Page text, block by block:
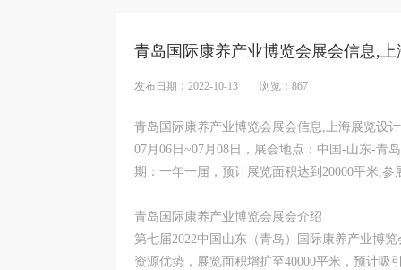
青岛国际康养产业博览会展会信息,
发布日期：2022-10-13 浏览：867
青岛国际康养产业博览会展会信息,上海展览设
07月06日~07月08日，展会地点：中国-山东-青
期：一年一届，预计展览面积达到20000平米,
青岛国际康养产业博览会展会介绍
第七届2022中国山东（青岛）国际康养产业博
资源优势，展览面积增扩至40000平米，预计吸